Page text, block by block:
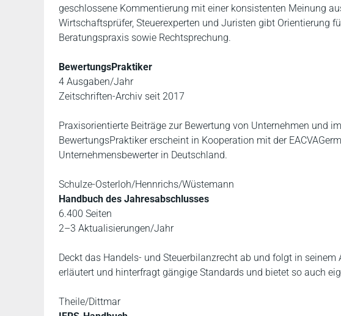
geschlossene Kommentierung mit einer konsistenten Meinung
Wirtschaftsprüfer, Steuerexperten und Juristen gibt Orientierung
Beratungspraxis sowie Rechtsprechung.
BewertungsPraktiker
4 Ausgaben/Jahr
Zeitschriften-Archiv seit 2017
Praxisorientierte Beiträge zur Bewertung von Unternehmen und
BewertungsPraktiker erscheint in Kooperation mit der
Unternehmensbewerter in Deutschland.
Schulze-Osterloh/Hennrichs/Wüstemann
Handbuch des Jahresabschlusses
6.400 Seiten
2–3 Aktualisierungen/Jahr
Deckt das Handels- und Steuerbilanzrecht ab und folgt in
erläutert und hinterfragt gängige Standards und bietet so auch
Theile/Dittmar